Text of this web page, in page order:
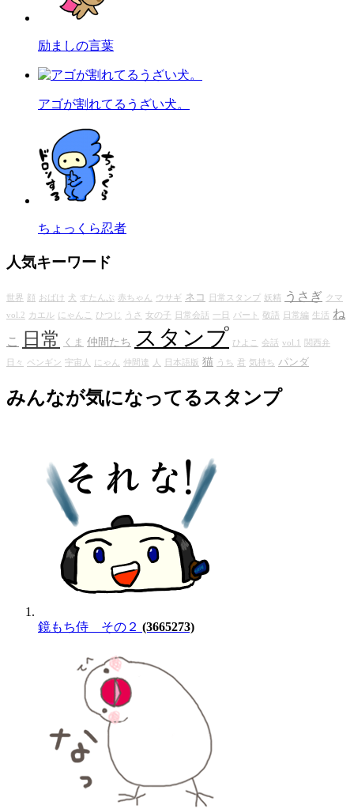
励ましの言葉
アゴが割れてるうざい犬。
ちょっくら忍者
人気キーワード
世界 顔 おばけ 犬 すたんぷ 赤ちゃん ウサギ ネコ 日常スタンプ 妖精 うさぎ
クマ
vol.2
カエル にゃんこ ひつじ うさ 女の子 日常会話 一日 パート 敬語 日常編 生活 ね
こ
日常 くま 仲間たち スタンプ ひよこ 会話 vol.1 関西弁
日々 ペンギン 宇宙人 にゃん 仲間達 人 日本語版 猫 うち 君 気持ち パンダ
みんなが気になってるスタンプ
鏡もち侍 その２ (3665273)